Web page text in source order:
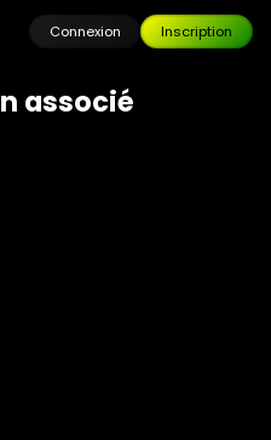
Connexion Inscription
n associé